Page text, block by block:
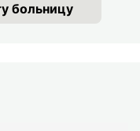
больницу